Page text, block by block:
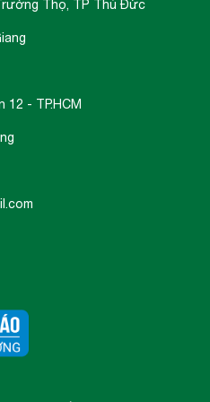
không thể ngoài top
nhà nội trợ nào luôn
Thọ, TP Thủ Đức
12 - TP.HCM